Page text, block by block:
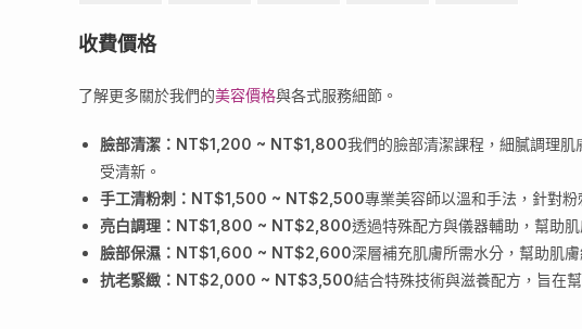
收費價格
了解更多關於我們的美容價格與各式服務細節。
臉部清潔：NT$1,200 ~ NT$1,800我們的臉部清潔課程，細膩調理
受清新。
手工清粉刺：NT$1,500 ~ NT$2,500專業美容師以溫和手法，針對
亮白調理：NT$1,800 ~ NT$2,800透過特殊配方與儀器輔助，幫助
臉部保濕：NT$1,600 ~ NT$2,600深層補充肌膚所需水分，幫助肌
抗老緊緻：NT$2,000 ~ NT$3,500結合特殊技術與滋養配方，旨在